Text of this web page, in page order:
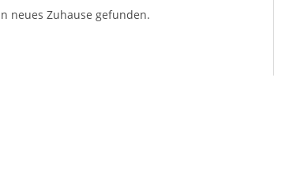
neues Zuhause gefunden.